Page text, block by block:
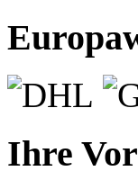
Ihre